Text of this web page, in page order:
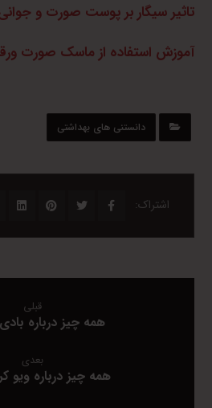
تاثیر سیگار بر پوست صورت و
آموزش استفاده از ماسک صورت
دانستنی های بهداشتی
قبلی
همه چیز درباره
بعدی
همه چیز درباره ویو